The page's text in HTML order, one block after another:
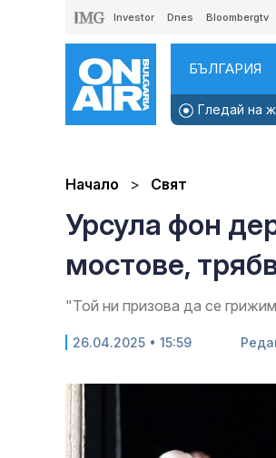
Investor Dnes Bloombergtv
БЪЛГАРИЯ
Гледай на
Начало Свят
Урсула фон
мостове,
"Той ни призова да се
26.04.2025 • 15:59